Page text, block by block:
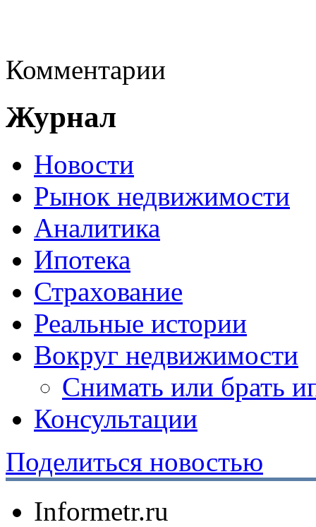
Комментарии
Журнал
Новости
Рынок недвижимости
Аналитика
Ипотека
Страхование
Реальные истории
Вокруг недвижимости
Снимать или брать
Консультации
Поделиться новостью
Informetr.ru